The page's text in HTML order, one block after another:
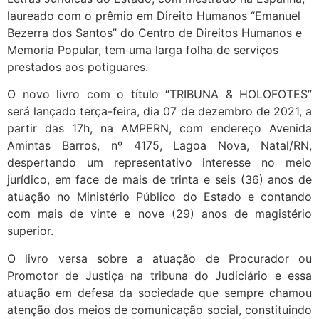
laureado com o prêmio em Direito Humanos “Emanuel
Bezerra dos Santos” do Centro de Direitos Humanos e
Memoria Popular, tem uma larga folha de serviços
prestados aos potiguares.
​​O novo livro com o título “TRIBUNA & HOLOFOTES”
será lançado terça-feira, dia 07 de dezembro de 2021, a
partir das 17h, na AMPERN, com endereço Avenida
Amintas Barros, nº 4175, Lagoa Nova, Natal/RN,
despertando um representativo interesse no meio
jurídico, em face de mais de trinta e seis (36) anos de
atuação no Ministério Público do Estado e contando
com mais de vinte e nove (29) anos de magistério
superior.
​​O livro versa sobre a atuação de Procurador ou
Promotor de Justiça na tribuna do Judiciário e essa
atuação em defesa da sociedade que sempre chamou
atenção dos meios de comunicação social, constituindo